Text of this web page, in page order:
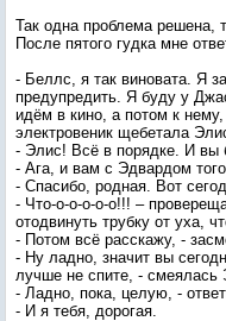
Так одна проблема решена,
После пятого гудка мне
- Беллс, я так виновата. Я
предупредить. Я буду у
идём в кино, а потом к
электровеник щебетала
- Элис! Всё в порядке. И вы
- Ага, и вам с Эдвардом
- Спасибо, родная. Вот
- Что-о-о-о-о-о!!! –
отодвинуть трубку от уха,
- Потом всё расскажу, -
- Ну ладно, значит вы
лучше не спите, - смеялась
- Ладно, пока, целую, -
- И я тебя, дорогая.